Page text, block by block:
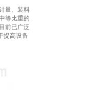
量、装料
等比重的
前已广泛
提高设备